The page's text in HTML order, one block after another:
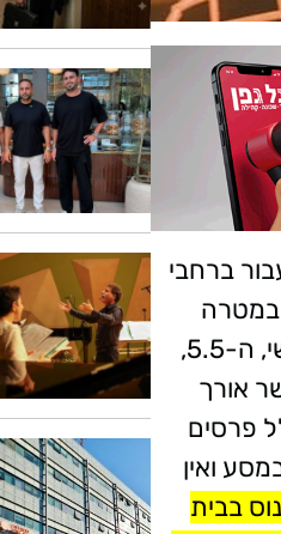
ברחבי
במטרה
להפוך אותו למסורת ביום העצמאות. המסע, שיתקיים ביום העצמאות עצמו, חמישי, ה-5.5,
אורך
פרסים
במסע ואין
בבית